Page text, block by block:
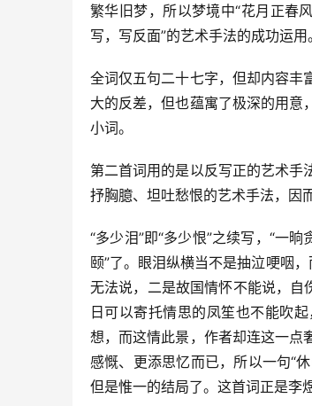
繁华旧梦，所以梦境中“花月正春
写，写反面”的艺术手法的成功运用。
全词仅五句二十七字，但却内容丰
大的反差，但也蕴寓了极深的用意
小词。
第二首词用的是以反写正的艺术手
抒胸臆、坦吐愁恨的艺术手法，因
“多少泪”即“多少恨”之续写，“一
颐”了。眼泪纵横当不是抽泣哽咽
无法说，二是故国情怀不能说，自
日可以寄托情思的凤笙也不能吹
想，而这情此景，作者却连这一点
感慨、更添思忆而已，所以一句“
但是惟一的结局了。这首词正是李